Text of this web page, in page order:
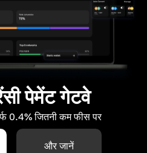
पेमेंट गेटवे
0.4% जितनी कम फीस पर
और जानें